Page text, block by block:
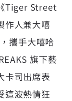
Tiger Street
作人兼大嘻
攜手大嘻哈
旗下藝
卡司出席表
這波熱情狂